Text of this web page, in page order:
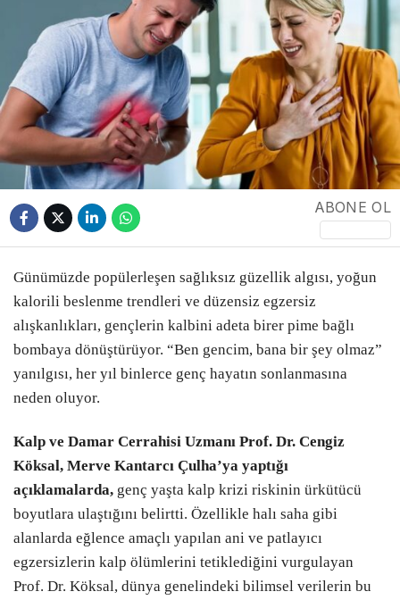
ABONE OL
Günümüzde popülerleşen sağlıksız güzellik algısı, yoğun
kalorili beslenme trendleri ve düzensiz egzersiz
alışkanlıkları, gençlerin kalbini adeta birer pime bağlı
bombaya dönüştürüyor. “Ben gencim, bana bir şey olmaz”
yanılgısı, her yıl binlerce genç hayatın sonlanmasına
neden oluyor.
Kalp ve Damar Cerrahisi Uzmanı Prof. Dr. Cengiz
Köksal, Merve Kantarcı Çulha’ya yaptığı
açıklamalarda, genç yaşta kalp krizi riskinin ürkütücü
boyutlara ulaştığını belirtti. Özellikle halı saha gibi
alanlarda eğlence amaçlı yapılan ani ve patlayıcı
egzersizlerin kalp ölümlerini tetiklediğini vurgulayan
Prof. Dr. Köksal, dünya genelindeki bilimsel verilerin bu